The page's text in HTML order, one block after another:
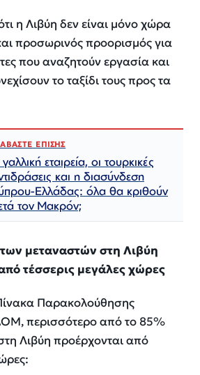
η Λιβύη δεν είναι μόνο χώρα
προσωρινός προορισμός για
που αναζητούν εργασία και
το ταξίδι τους προς τα
ΕΠΙΣΗΣ
εταιρεία, οι τουρκικές
και η διασύνδεση
Ελλάδας: όλα θα κριθούν
τον Μακρόν;
μεταναστών στη Λιβύη
τέσσερις μεγάλες χώρες
Παρακολούθησης
περισσότερο από το 85%
Λιβύη προέρχονται από